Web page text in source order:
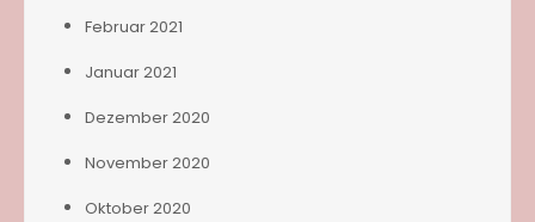
Februar 2021
Januar 2021
Dezember 2020
November 2020
Oktober 2020